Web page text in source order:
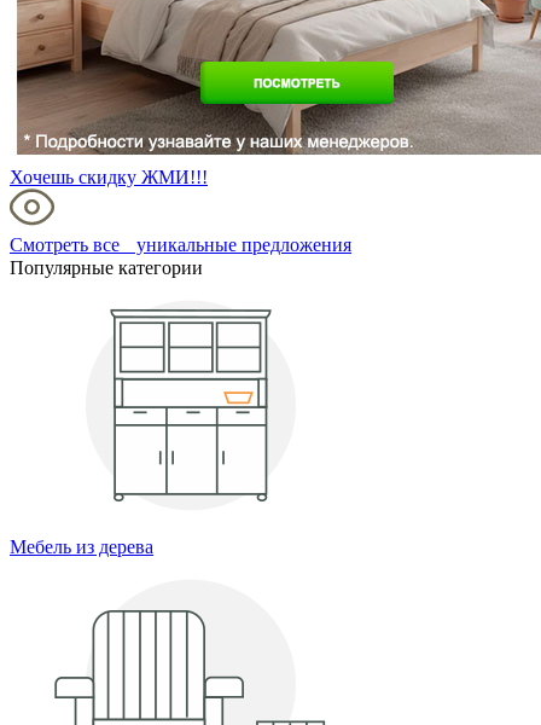
Хочешь скидку ЖМИ!!!
Смотреть все уникальные предложения
Популярные категории
Мебель из дерева